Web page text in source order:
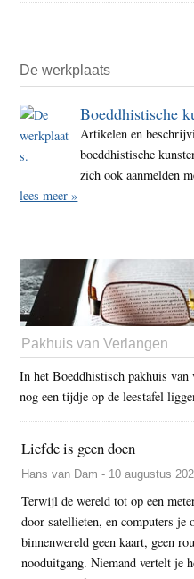
De werkplaats
Boeddhistische
Artikelen en
boeddhistische
zich ook aanmelden
lees meer »
Pakhuis van Verlangen
In het Boeddhistisch pakhuis
nog een tijdje op de leestafel
Liefde is geen doen
Hans van Dam - 10 augustus
Terwijl de wereld tot op een
door satellieten, en computers je
binnenwereld geen kaart, geen
nooduitgang. Niemand vertelt je